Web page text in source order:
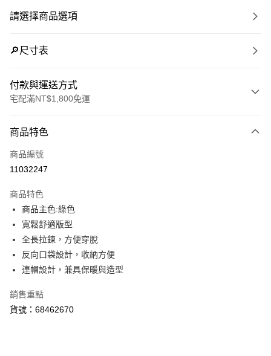
請選擇商品選項
🔎尺寸表
付款與運送方式
宅配滿NT$1,800免運
信用卡一次付款
LINE Pay
街口支付
悠遊付
Google Pay
貨到付款
商品特色
商品編號
11032247
商品特色
商品主色:綠色
寬鬆舒適版型
全長拉鍊，方便穿脫
反向口袋設計，收納方便
連帽設計，兼具保暖與造型
銷售重點
貨號：68462670